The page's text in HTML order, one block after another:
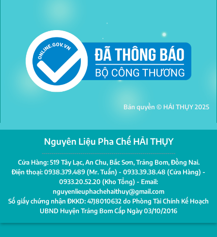
Bản quyền © HẢI THỤY 2025
Nguyên Liệu Pha Chế HẢI THỤY
---------------------------------------------------------------------
Cửa Hàng: 519 Tây Lạc, An Chu, Bắc Sơn, Trảng Bom, Đồng Nai.
Điện thoại: 0938.379.489 (Mr. Tuấn) - 0933.39.38.48 (Cửa Hàng) -
0933.20.52.20 (Kho Tổng) - Email:
nguyenlieuphachehaithuy@gmail.com
Số giấy chứng nhận ĐKKD: 47J8010632 do Phòng Tài Chính Kế Hoạch
UBND Huyện Trảng Bom Cấp Ngày 03/10/2016